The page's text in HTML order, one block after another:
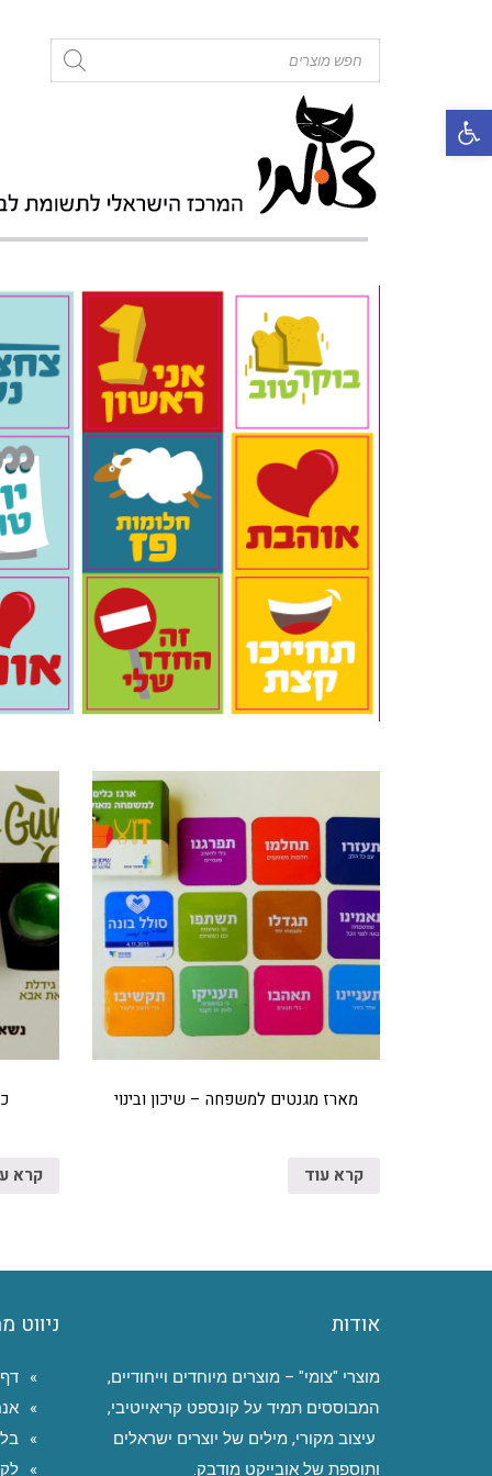
פתח סרגל נגישות
מוצרים קשורים
מארז מגנטים למשפחה – שיכון ובינוי
קרא עוד קרא
אודות
מוצרי "צומי" – מוצרים מיוחדים וייחודיים,
המבוססים תמיד על קונספט קריאייטיבי,
עיצוב מקורי, מילים של יוצרים ישראלים
ותוספת של אובייקט מודבק.
ניווט